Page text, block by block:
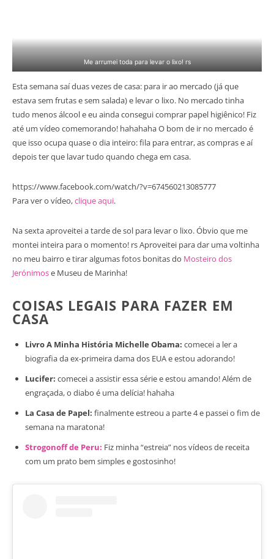
Me arrumei toda para levar o lixo! rs
Esta semana saí duas vezes de casa: para ir ao mercado (já que
estava sem frutas e sem salada) e levar o lixo. No mercado tinha
tudo menos álcool e eu ainda consegui comprar papel higiênico! Fiz
até um vídeo comemorando! hahahaha O bom de ir no mercado é
que isso ocupa quase o dia inteiro: fila para entrar, as compras e aí
depois ter que lavar tudo quando chega em casa.
https://www.facebook.com/watch/?v=674560213085777
Para ver o vídeo,clique aqui.
Na sexta aproveitei a tarde de sol para levar o lixo. Óbvio que me
montei inteira para o momento! rs Aproveitei para dar uma voltinha
no meu bairro e tirar algumas fotos bonitas do Mosteiro dos
Jerónimose Museu de Marinha!
COISAS LEGAIS PARA FAZER EM
CASA
Livro A Minha História Michelle Obama: comecei a ler a
biografia da ex-primeira dama dos EUA e estou adorando!
Lucifer: comecei a assistir essa série e estou amando! Além de
engraçada, o diabo é uma delícia! hahaha
La Casa de Papel: finalmente estreou a parte 4 e passei o fim de
semana na maratona!
Strogonoff de Peru: Fiz minha “estreia” nos vídeos de receita
com um prato bem simples e gostosinho!